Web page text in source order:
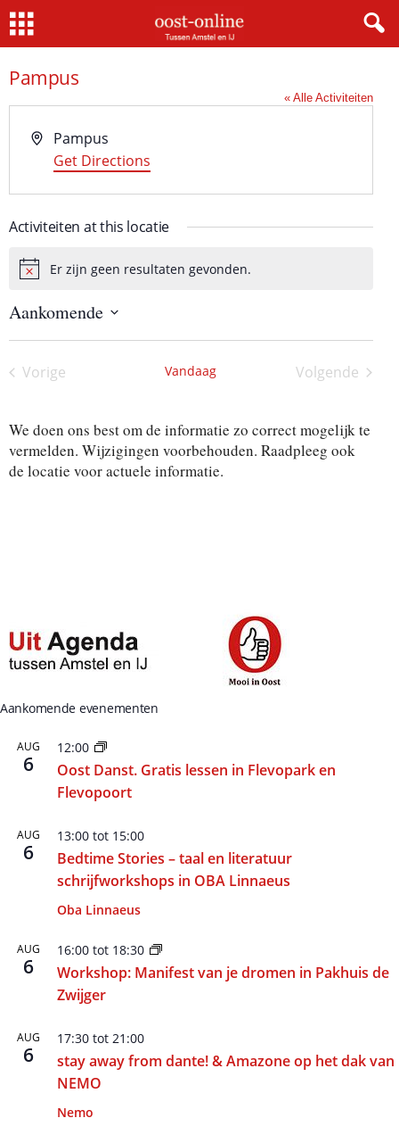
Home
Pampus
« Alle Activiteiten
A
s
Pampus
Get Directions
Activiteiten at this locatie
B
r
c
Er zijn geen resultaten gevonden.
Aankomende
e
e
r
e
e
Vorige
Vandaag
Volgende
We doen ons best om de informatie zo correct mogelijk te
vermelden. Wijzigingen voorbehouden. Raadpleeg ook
de locatie voor actuele informatie.
Aankomende evenementen
AUG
6
12:00
Oost Danst. Gratis lessen in Flevopark en
Flevopoort
AUG
6
13:00 tot 15:00
Bedtime Stories – taal en literatuur
schrijfworkshops in OBA Linnaeus
Oba Linnaeus
AUG
6
16:00 tot 18:30
Workshop: Manifest van je dromen in Pakhuis de
Zwijger
AUG
6
17:30 tot 21:00
stay away from dante! & Amazone op het dak van
NEMO
Nemo